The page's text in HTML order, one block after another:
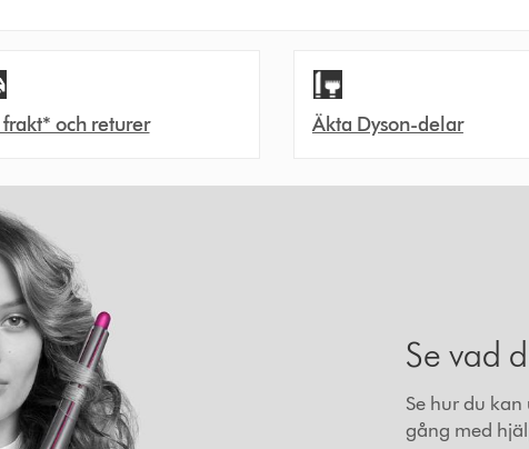
frakt* och returer Äkta Dyson-delar
Se vad
Se hur du
gång med